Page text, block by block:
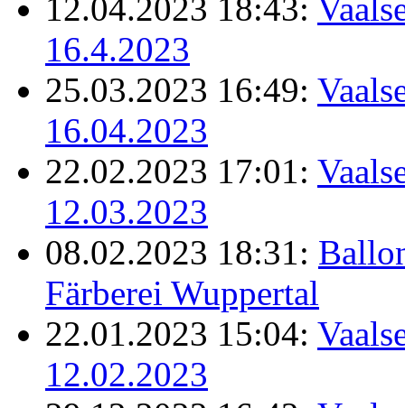
12.04.2023 18:43:
16.4.2023
25.03.2023 16:49:
16.04.2023
22.02.2023 17:01:
12.03.2023
08.02.2023 18:31:
Färberei Wuppertal
22.01.2023 15:04:
12.02.2023